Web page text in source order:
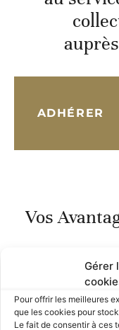
Gérer
Pour offrir les meilleures
que les cookies pour
Le fait de consentir à ces
ADHÉRER
Vos
Pendant une
bénéficient de
d’approcher